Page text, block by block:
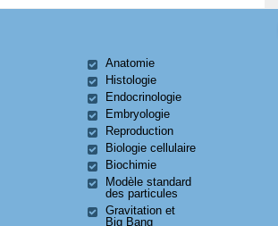
Anatomie
Histologie
Endocrinologie
Embryologie
Reproduction
Biologie cellulaire
Biochimie
Modèle standard
des particules
Gravitation et
Big Bang